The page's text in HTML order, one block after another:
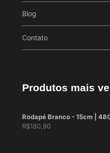
Blog
Contato
Produtos mais
Rodapé Branco - 15cm |
R$180,90